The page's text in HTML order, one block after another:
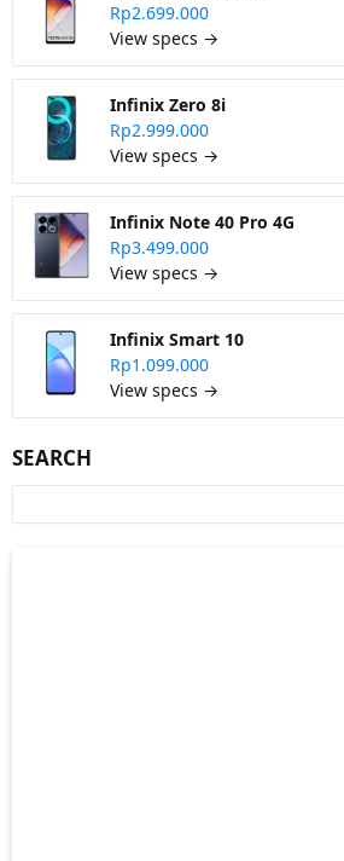
Rp2.699.000
View specs →
Infinix Zero 8i
Rp2.999.000
View specs →
Infinix Note 40 Pro 4G
Rp3.499.000
View specs →
Infinix Smart 10
Rp1.099.000
View specs →
SEARCH